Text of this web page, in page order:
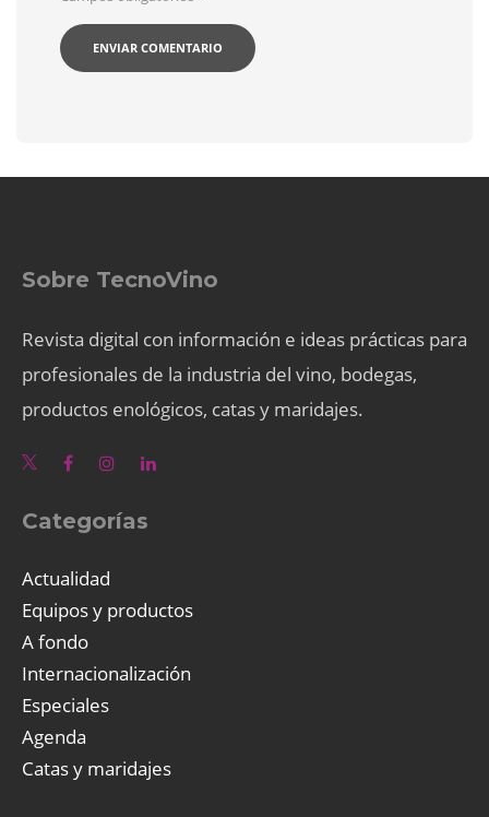
Sobre TecnoVino
Revista digital con información e ideas prácticas para
profesionales de la industria del vino, bodegas,
productos enológicos, catas y maridajes.
Categorías
Actualidad
Equipos y productos
A fondo
Internacionalización
Especiales
Agenda
Catas y maridajes